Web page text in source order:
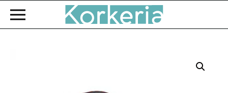
Zum Hauptinhalt springen